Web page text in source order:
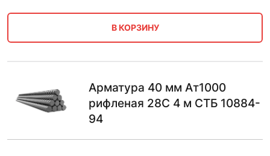
В КОРЗИНУ
Арматура 40 мм Ат1000
рифленая 28С 4 м СТБ 10884-
94